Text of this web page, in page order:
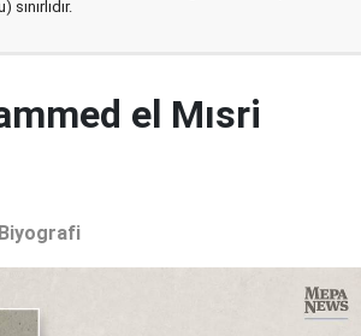
el Mısri
Biyografi